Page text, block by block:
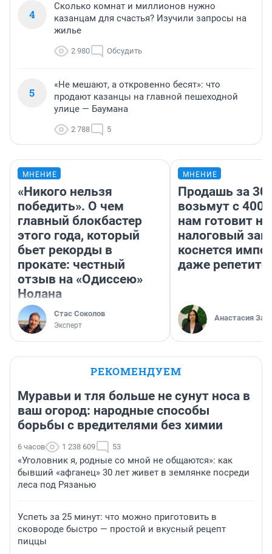
4
Сколько комнат и миллионов нужно
казанцам для счастья? Изучили запросы на
жилье
2 980 Обсудить
5
«Не мешают, а откровенно бесят»: что
продают казанцы на главной пешеходной
улице — Баумана
2 788 5
МНЕНИЕ
«Никого нельзя
победить». О чем
главный блокбастер
этого года, который
бьет рекорды в
прокате: честный
отзыв на «Одиссею»
Нолана
Стас Соколов
Эксперт
МНЕНИЕ
Продашь за
возьмут с
нам готовит
налоговый
коснется
даже
Анастасия
РЕКОМЕНДУЕМ
Муравьи и тля больше не сунут носа в
ваш огород: народные способы
борьбы с вредителями без химии
6 часов 1 238 609 53
«Уголовник я, родные со мной не общаются»: как
бывший «афганец» 30 лет живет в землянке посреди
леса под Рязанью
Успеть за 25 минут: что можно приготовить в
сковороде быстро — простой и вкусный рецепт
пиццы